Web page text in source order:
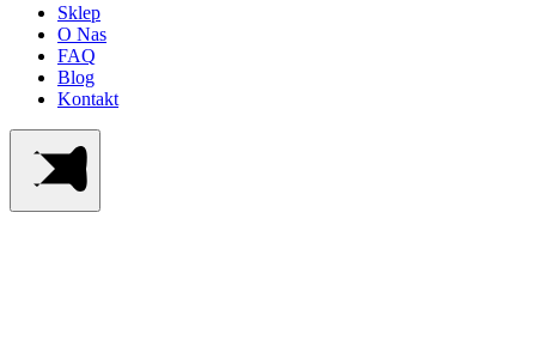
Sklep
O Nas
FAQ
Blog
Kontakt